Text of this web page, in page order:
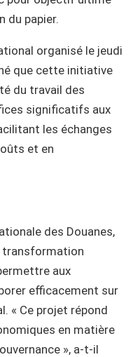
du papier.
organisé le jeudi
que cette initiative
du travail des
significatifs aux
les échanges
et en
des Douanes,
transformation
aux
efficacement sur
« Ce projet répond
en matière
», a-t-il